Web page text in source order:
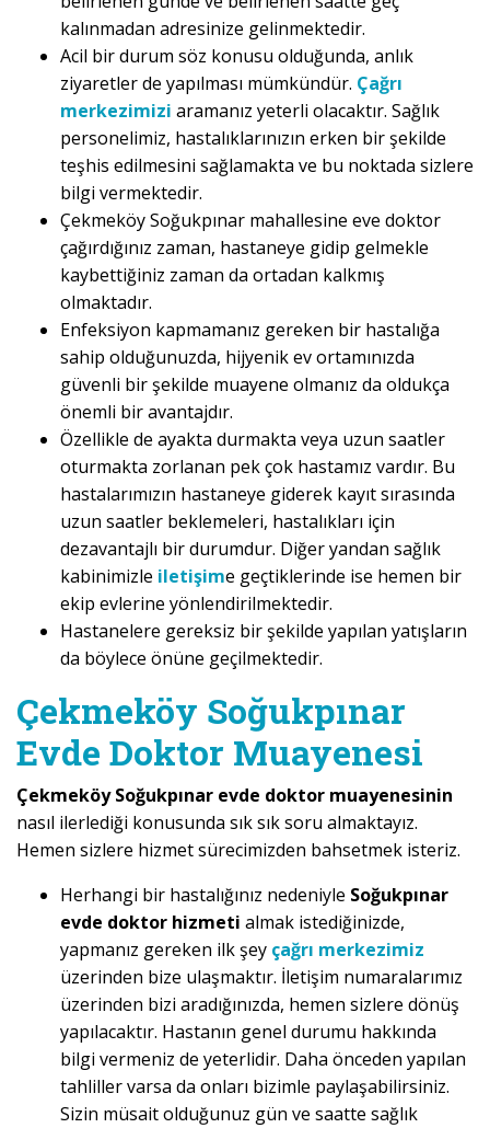
kalınmadan adresinize gelinmektedir.
Acil bir durum söz konusu olduğunda, anlık
ziyaretler de yapılması mümkündür. Çağrı
merkezimizi aramanız yeterli olacaktır. Sağlık
personelimiz, hastalıklarınızın erken bir şekilde
teşhis edilmesini sağlamakta ve bu noktada sizlere
bilgi vermektedir.
Çekmeköy Soğukpınar mahallesine eve doktor
çağırdığınız zaman, hastaneye gidip gelmekle
kaybettiğiniz zaman da ortadan kalkmış
olmaktadır.
Enfeksiyon kapmamanız gereken bir hastalığa
sahip olduğunuzda, hijyenik ev ortamınızda
güvenli bir şekilde muayene olmanız da oldukça
önemli bir avantajdır.
Özellikle de ayakta durmakta veya uzun saatler
oturmakta zorlanan pek çok hastamız vardır. Bu
hastalarımızın hastaneye giderek kayıt sırasında
uzun saatler beklemeleri, hastalıkları için
dezavantajlı bir durumdur. Diğer yandan sağlık
kabinimizle iletişime geçtiklerinde ise hemen bir
ekip evlerine yönlendirilmektedir.
Hastanelere gereksiz bir şekilde yapılan yatışların
da böylece önüne geçilmektedir.
Çekmeköy Soğukpınar
Evde Doktor Muayenesi
Çekmeköy Soğukpınar evde doktor muayenesinin
nasıl ilerlediği konusunda sık sık soru almaktayız.
Hemen sizlere hizmet sürecimizden bahsetmek isteriz.
Herhangi bir hastalığınız nedeniyle Soğukpınar
evde doktor hizmeti almak istediğinizde,
yapmanız gereken ilk şey çağrı merkezimiz
üzerinden bize ulaşmaktır. İletişim numaralarımız
üzerinden bizi aradığınızda, hemen sizlere dönüş
yapılacaktır. Hastanın genel durumu hakkında
bilgi vermeniz de yeterlidir. Daha önceden yapılan
tahliller varsa da onları bizimle paylaşabilirsiniz.
Sizin müsait olduğunuz gün ve saatte sağlık